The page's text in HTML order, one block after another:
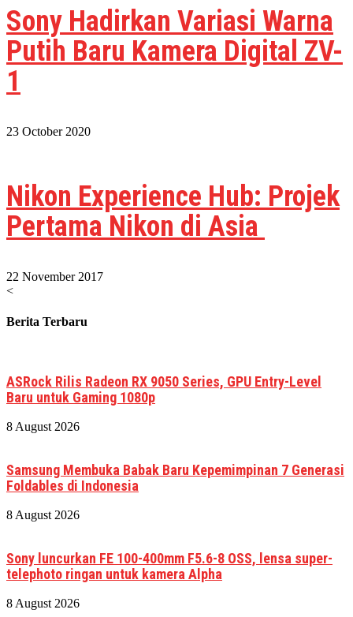
Sony Hadirkan Variasi Warna
Putih Baru Kamera Digital ZV-
1
23 October 2020
Nikon Experience Hub: Projek
Pertama Nikon di Asia
22 November 2017
<
Berita Terbaru
ASRock Rilis Radeon RX 9050 Series, GPU Entry-Level
Baru untuk Gaming 1080p
8 August 2026
Samsung Membuka Babak Baru Kepemimpinan 7 Generasi
Foldables di Indonesia
8 August 2026
Sony luncurkan FE 100-400mm F5.6-8 OSS, lensa super-
telephoto ringan untuk kamera Alpha
8 August 2026